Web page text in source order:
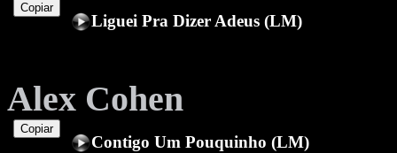
Liguei Pra Dizer Adeus (LM)
Copiar
Alex Cohen
Contigo Um Pouquinho (LM)
Copiar